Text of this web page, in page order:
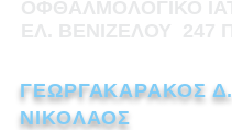
ΓΕΩΡΓΑΚΑΡΑΚΟΣ Δ.
ΝΙΚΟΛΑΟΣ